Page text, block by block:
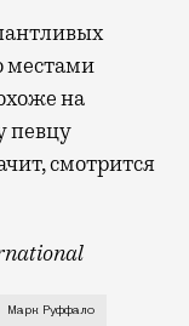
местами
на
певцу
смотрится
биться чаще
Марк Руффало